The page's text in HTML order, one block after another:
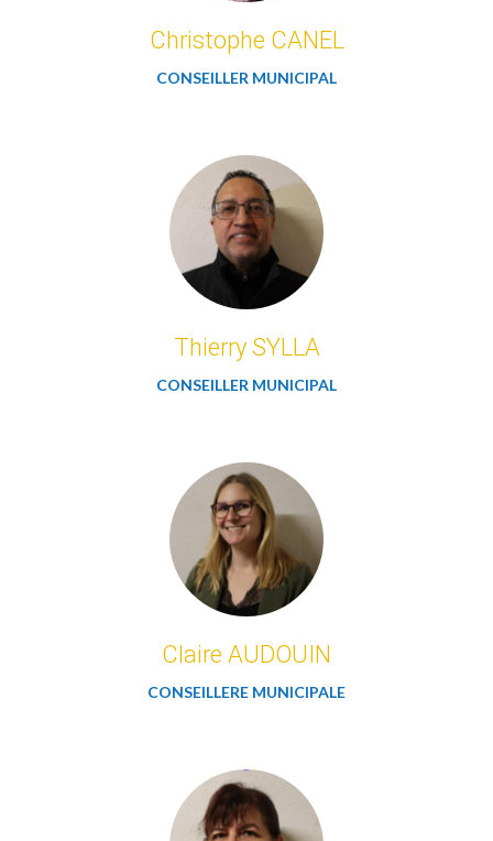
Christophe CANEL
CONSEILLER MUNICIPAL
Thierry SYLLA
CONSEILLER MUNICIPAL
Claire AUDOUIN
CONSEILLERE MUNICIPALE